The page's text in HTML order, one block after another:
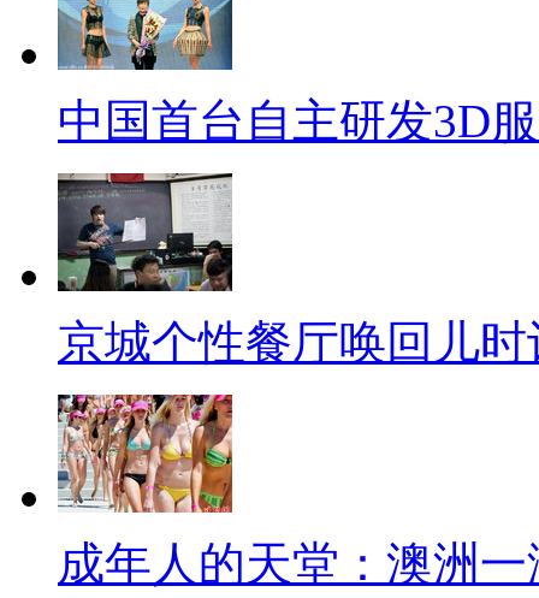
中国首台自主研发3D
京城个性餐厅唤回儿
成年人的天堂：澳洲